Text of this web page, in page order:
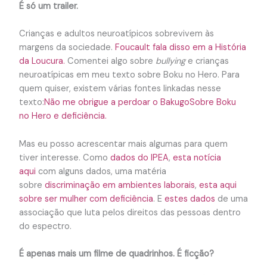
É só um trailer.
Crianças e adultos neuroatípicos sobrevivem às
margens da sociedade. Foucault fala disso em a História
da Loucura. Comentei algo sobre bullyinge crianças
neuroatípicas em meu texto sobre Boku no Hero. Para
quem quiser, existem várias fontes linkadas nesse
texto:Não me obrigue a perdoar o BakugoSobre Boku
no Hero e deficiência.
Mas eu posso acrescentar mais algumas para quem
tiver interesse. Como dados do IPEA, esta notícia
aqui com alguns dados, uma matéria
sobre discriminação em ambientes laborais, esta aqui
sobre ser mulher com deficiência. E estes dados de uma
associação que luta pelos direitos das pessoas dentro
do espectro.
É apenas mais um filme de quadrinhos. É ficção?